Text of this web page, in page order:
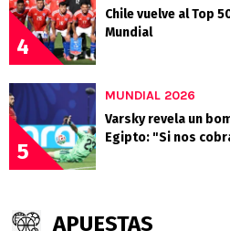
4
Chile vuelve al Top
Mundial
5
MUNDIAL 2026
Varsky revela un
Egipto: "Si nos
APUESTAS